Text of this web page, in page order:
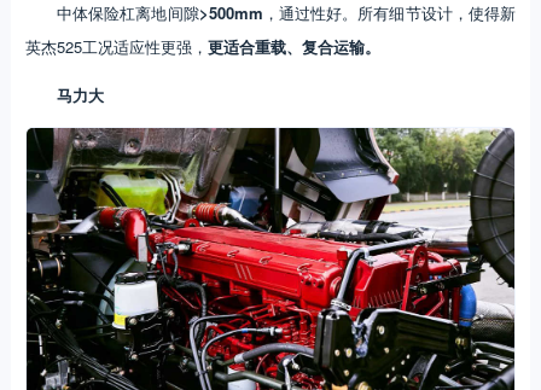
中体保险杠离地间隙>500mm ，通过性好。所有细节设计，使得新
英杰525工况适应性更强， 更适合重载、复合运输。
马力大